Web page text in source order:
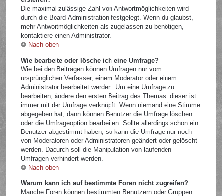
Die maximal zulässige Zahl von Antwortmöglichkeiten wird
durch die Board-Administration festgelegt. Wenn du glaubst,
mehr Antwortmöglichkeiten als zugelassen zu benötigen,
kontaktiere einen Administrator.
Nach oben
Wie bearbeite oder lösche ich eine Umfrage?
Wie bei den Beiträgen können Umfragen nur vom
ursprünglichen Verfasser, einem Moderator oder einem
Administrator bearbeitet werden. Um eine Umfrage zu
bearbeiten, ändere den ersten Beitrag des Themas; dieser ist
immer mit der Umfrage verknüpft. Wenn niemand eine Stimme
abgegeben hat, dann können Benutzer die Umfrage löschen
oder die Umfrageoption bearbeiten. Sollte allerdings schon ein
Benutzer abgestimmt haben, so kann die Umfrage nur noch
von Moderatoren oder Administratoren geändert oder gelöscht
werden. Dadurch soll die Manipulation von laufenden
Umfragen verhindert werden.
Nach oben
Warum kann ich auf bestimmte Foren nicht zugreifen?
Manche Foren können bestimmten Benutzern oder Gruppen